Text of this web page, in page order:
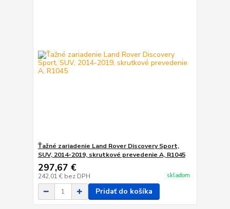
Ťažné zariadenie Land Rover Discovery Sport,
SUV, 2014-2019, skrutkové prevedenie A, R1045
297,67 €
242,01 € bez DPH skladom
Pridať do košíka